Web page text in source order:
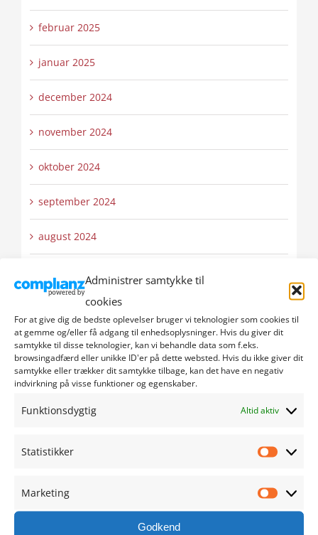
Administrer samtykke til
cookies
For at give dig de bedste oplevelser bruger vi teknologier som cookies til
at gemme og/eller få adgang til enhedsoplysninger. Hvis du giver dit
samtykke til disse teknologier, kan vi behandle data som f.eks.
browsingadfærd eller unikke ID'er på dette websted. Hvis du ikke giver dit
samtykke eller trækker dit samtykke tilbage, kan det have en negativ
indvirkning på visse funktioner og egenskaber.
Funktionsdygtig Altid aktiv
Statistikker
Marketing
Godkend
februar 2025
januar 2025
december 2024
november 2024
oktober 2024
september 2024
august 2024
maj 2024
april 2024
marts 2024
februar 2024
december 2023